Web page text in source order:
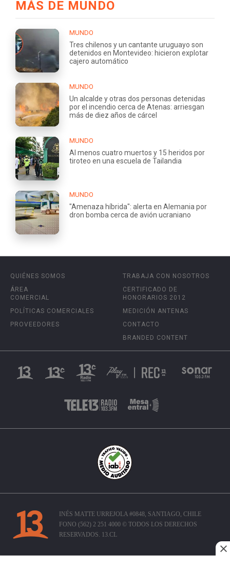
MÁS DE MUNDO
MUNDO
Tres chilenos y un cantante uruguayo son
detenidos en Montevideo: hicieron explotar
cajero automático
MUNDO
Un alcalde y otras dos personas detenidas
por el incendio cerca de Atenas: arriesgan
más de diez años de cárcel
MUNDO
Al menos cuatro muertos y 15 heridos por
tiroteo en una escuela de Tailandia
MUNDO
"Amenaza híbrida": alerta en Alemania por
dron bomba cerca de avión ucraniano
QUIÉNES SOMOS
ÁREA
COMERCIAL
POLÍTICAS COMERCIALES
PROVEEDORES
TRABAJA CON NOSOTROS
CERTIFICADO DE
HONORARIOS 2012
MEDICIÓN ANTENAS
CONTACTO
BRANDED CONTENT
INÉS MATTE URREJOLA #0848, SANTIAGO, CHILE
FONO (562) 2 251 4000 © TODOS LOS DERECHOS
RESERVADOS. 13.CL